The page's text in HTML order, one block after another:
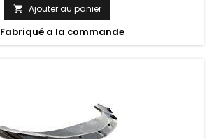
 Ajouter au panier
Fabriqué a la commande